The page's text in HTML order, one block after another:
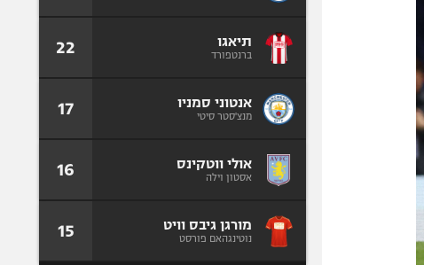
תיאגו
ברנטפורד 22
אנטוני סמניו
מנצ'סטר סיטי 17
אולי ווטקינס
אסטון וילה 16
מורגן גיבס וויט
נוטינגהאם פורסט 15